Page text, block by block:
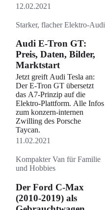
12.02.2021
Starker, flacher Elektro-Audi
Audi E-Tron GT:
Preis, Daten, Bilder,
Marktstart
Jetzt greift Audi Tesla an:
Der E-Tron GT übersetzt
das A7-Prinzip auf die
Elektro-Plattform. Alle Infos
zum konzern-internen
Zwilling des Porsche
Taycan.
11.02.2021
Kompakter Van für Familie
und Hobbies
Der Ford C-Max
(2010-2019) als